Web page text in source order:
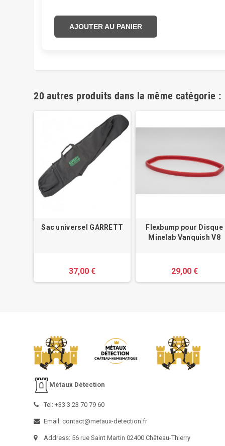
AJOUTER AU PANIER
20 autres produits dans la même catégorie :
Sac universel GARRETT
37,00 €
Flexbump pour Disque
Minelab Vanquish V8
29,00 €
Métaux Détection
Tel: +33 3 23 70 79 60
Email: contact@metaux-detection.fr
Address: 56 rue Saint Martin 02400 Château-Thierry